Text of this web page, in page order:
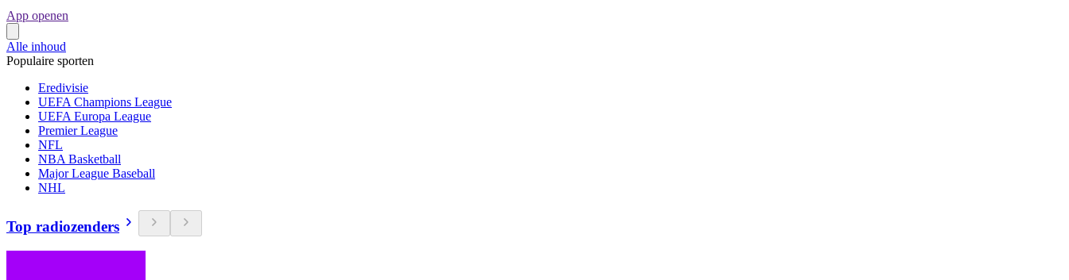
App openen
Alle inhoud
Populaire sporten
Eredivisie
UEFA Champions League
UEFA Europa League
Premier League
NFL
NBA Basketball
Major League Baseball
NHL
Top radiozenders